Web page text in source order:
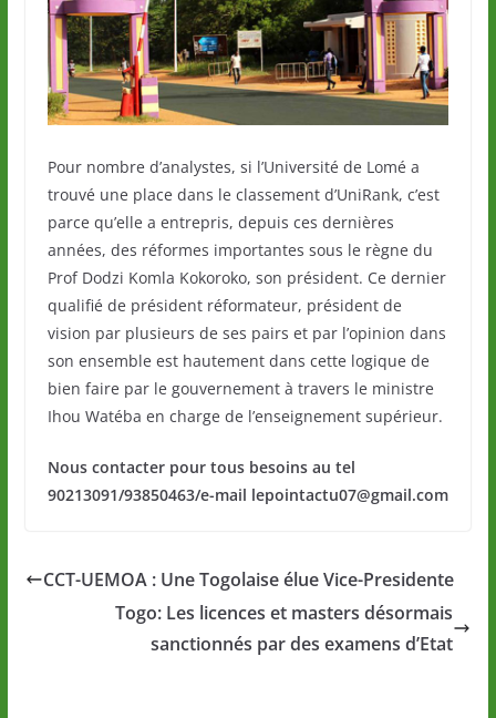
Pour nombre d’analystes, si l’Université de Lomé a
trouvé une place dans le classement d’UniRank, c’est
parce qu’elle a entrepris, depuis ces dernières
années, des réformes importantes sous le règne du
Prof Dodzi Komla Kokoroko, son président. Ce dernier
qualifié de président réformateur, président de
vision par plusieurs de ses pairs et par l’opinion dans
son ensemble est hautement dans cette logique de
bien faire par le gouvernement à travers le ministre
Ihou Watéba en charge de l’enseignement supérieur.
Nous contacter pour tous besoins au tel
90213091/93850463/e-mail lepointactu07@gmail.com
CCT-UEMOA : Une Togolaise élue Vice-Presidente
Togo: Les licences et masters désormais
sanctionnés par des examens d’Etat